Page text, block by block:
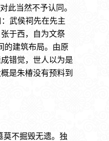
此当然不予认同。
武侯祠先在先主
于西，自为文祭
的建筑布局。由原
错觉，世人以为是
是朱椿没有预料到
莫不掘毁无遗。独